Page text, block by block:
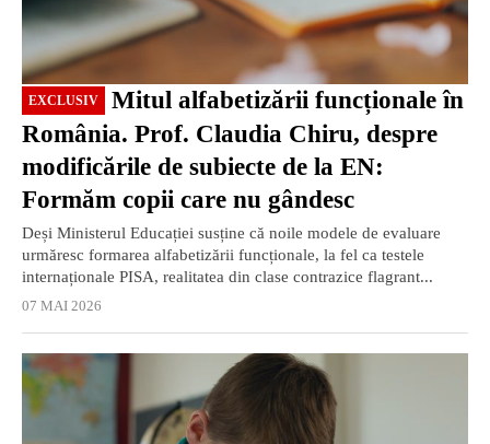
EXCLUSIV
România. Prof. Claudia Chiru, despre
modificările de subiecte de la EN:
Formăm copii care nu gândesc
Deși Ministerul Educației susține că noile modele de evaluare
urmăresc formarea alfabetizării funcționale, la fel ca testele
internaționale PISA, realitatea din clase contrazice flagrant...
07 MAI 2026